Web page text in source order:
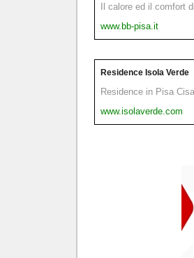
Il calore ed il comfort
www.bb-pisa.it
Residence Isola Verde
Residence in Pisa
www.isolaverde.com